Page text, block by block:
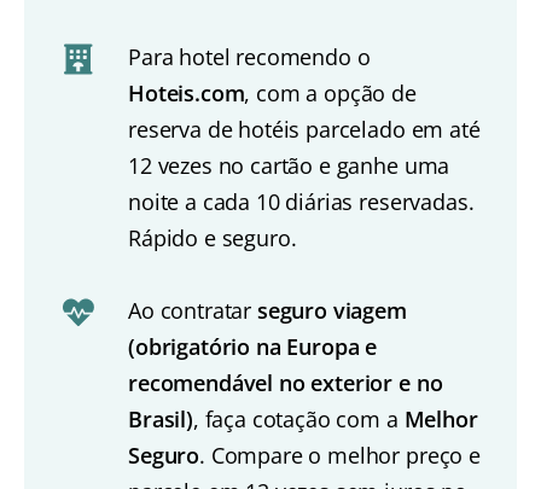
Para hotel recomendo o
Hoteis.com, com a opção de
reserva de hotéis parcelado em até
12 vezes no cartão e ganhe uma
noite a cada 10 diárias reservadas.
Rápido e seguro.
Ao contratar seguro viagem
(obrigatório na Europa e
recomendável no exterior e no
Brasil), faça cotação com a Melhor
Seguro. Compare o melhor preço e